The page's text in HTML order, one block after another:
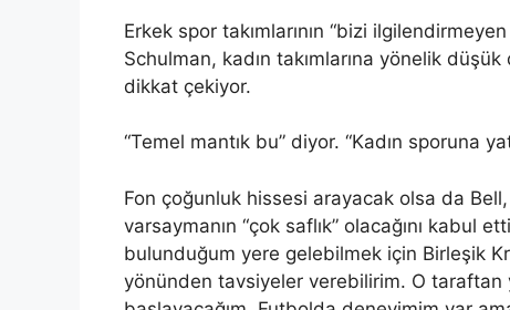
Erkek spor takımlarının “bizi
Schulman, kadın takımlarına yönelik
dikkat çekiyor.
“Temel mantık bu” diyor. “Kadın sporuna
Fon çoğunluk hissesi arayacak olsa da
varsaymanın “çok saflık” olacağını kabul
bulunduğum yere gelebilmek için Birleşik
yönünden tavsiyeler verebilirim. O taraftan